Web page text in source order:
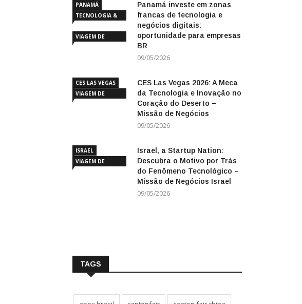
PANAMÁ
TECNOLOGIA &
VIAGEM DE
Panamá investe em zonas
francas de tecnologia e
negócios digitais:
oportunidade para empresas
BR
09/05/2026
CES LAS VEGAS
VIAGEM DE
CES Las Vegas 2026: A Meca
da Tecnologia e Inovação no
Coração do Deserto –
Missão de Negócios
09/05/2026
ISRAEL
VIAGEM DE
Israel, a Startup Nation:
Descubra o Motivo por Trás
do Fenômeno Tecnológico –
Missão de Negócios Israel
09/05/2026
TAGS